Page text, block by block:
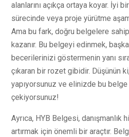
alanlarını açıkça ortaya koyar. İyi
sürecinde veya proje yürütme
Ama bu fark, doğru belgelere
kazanır. Bu belgeyi edinmek,
becerilerinizi göstermenin yanı
çıkaran bir rozet gibidir. Düşünün
yapıyorsunuz ve elinizde bu belge
çekiyorsunuz!
Ayrıca, HYB Belgesi,
artırmak için önemli bir araçtır.